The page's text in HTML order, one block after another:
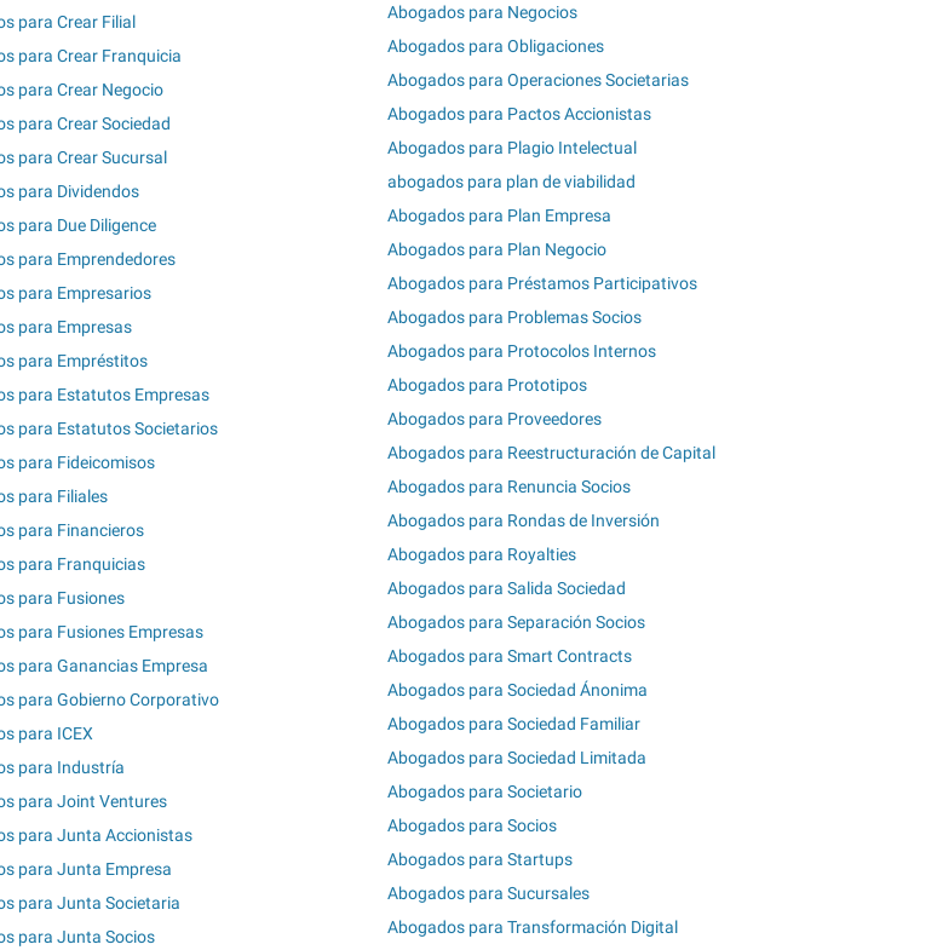
para Crear Filial
para Crear Franquicia
para Crear Negocio
para Crear Sociedad
para Crear Sucursal
para Dividendos
para Due Diligence
para Emprendedores
para Empresarios
para Empresas
para Empréstitos
para Estatutos Empresas
para Estatutos Societarios
para Fideicomisos
para Filiales
para Financieros
para Franquicias
para Fusiones
para Fusiones Empresas
para Ganancias Empresa
para Gobierno Corporativo
para ICEX
para Industría
para Joint Ventures
para Junta Accionistas
para Junta Empresa
para Junta Societaria
para Junta Socios
Abogados para Negocios
Abogados para Obligaciones
Abogados para Operaciones Societarias
Abogados para Pactos Accionistas
Abogados para Plagio Intelectual
abogados para plan de viabilidad
Abogados para Plan Empresa
Abogados para Plan Negocio
Abogados para Préstamos Participativos
Abogados para Problemas Socios
Abogados para Protocolos Internos
Abogados para Prototipos
Abogados para Proveedores
Abogados para Reestructuración de Capital
Abogados para Renuncia Socios
Abogados para Rondas de Inversión
Abogados para Royalties
Abogados para Salida Sociedad
Abogados para Separación Socios
Abogados para Smart Contracts
Abogados para Sociedad Ánonima
Abogados para Sociedad Familiar
Abogados para Sociedad Limitada
Abogados para Societario
Abogados para Socios
Abogados para Startups
Abogados para Sucursales
Abogados para Transformación Digital